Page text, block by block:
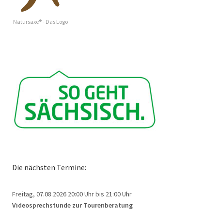
Natursaxe® - Das Logo
Die nächsten Termine:
Freitag, 07.08.2026 20:00 Uhr bis 21:00 Uhr
Videosprechstunde zur Tourenberatung